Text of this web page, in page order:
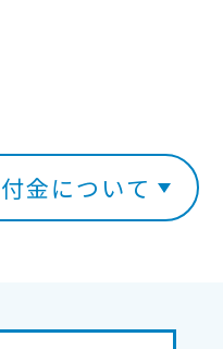
金について